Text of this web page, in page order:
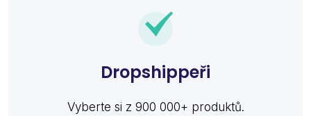
Dropshippeři
Vyberte si z 900 000+ produktů.